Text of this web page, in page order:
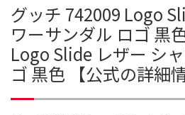
グッチ 742009 Logo
ワーサンダル ロゴ 黒
Logo Slide レザー シ
ゴ 黒色 【公式の詳細